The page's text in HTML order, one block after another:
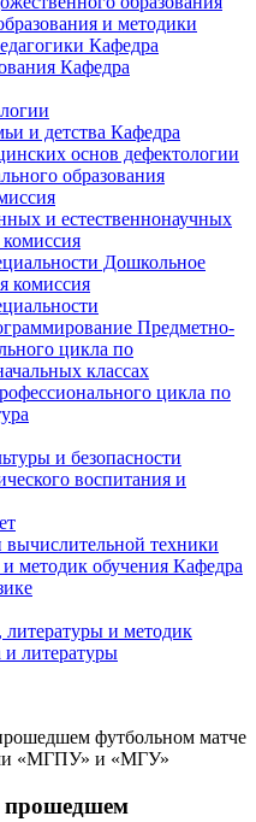
и методики
Кафедра
Кафедра
и детства Кафедра
основ дефектологии
образования
и естественнонаучных
Дошкольное
комиссия
Предметно-
цикла по
классах
цикла по
и безопасности
воспитания и
техники
методик обучения Кафедра
литературы и методик
и литературы
футбольном матче
«МГПУ» и «МГУ»